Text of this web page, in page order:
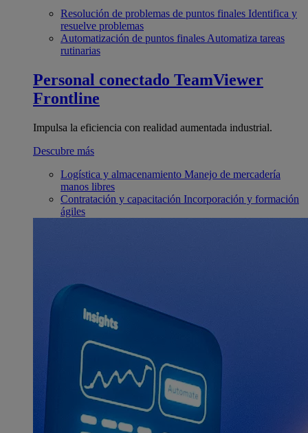
Resolución de problemas de puntos finales Identifica y
resuelve problemas
Automatización de puntos finales Automatiza tareas
rutinarias
Personal conectado TeamViewer
Frontline
Impulsa la eficiencia con realidad aumentada industrial.
Descubre más
Logística y almacenamiento Manejo de mercadería
manos libres
Contratación y capacitación Incorporación y formación
ágiles